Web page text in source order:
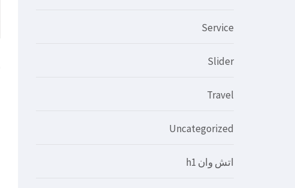
Service
Slider
Travel
Uncategorized
اتش وان h1